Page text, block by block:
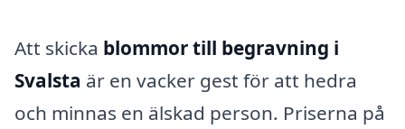
Att skicka blommor till begravning i
Svalsta är en vacker gest för att hedra
och minnas en älskad person. Priserna på